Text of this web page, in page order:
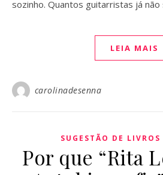
sozinho. Quantos guitarristas já
LEIA MAIS
carolinadesenna
SUGESTÃO DE LIVROS
Por que “Rita